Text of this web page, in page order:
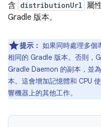
含 distributionUrl 屬
Gradle 版本。
提示： 如果同時處理多個
相同的 Gradle 版本。否則，
Gradle Daemon 的副本，並為
本。這會增加記憶體和 CPU
響機器上的其他工作。